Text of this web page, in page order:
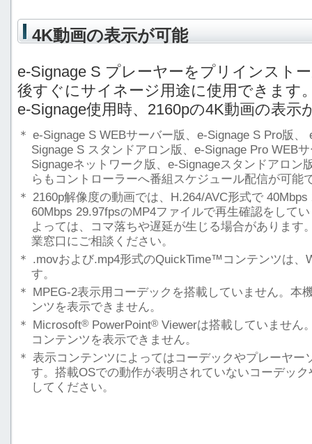
4K動画の表示が可能
e-Signage S プレーヤーをプリインスト
後すぐにサイネージ用途に使用できます
e-Signage使用時、2160pの4K動画の表示
＊ e-Signage S WEBサーバー版、e-Signage S Pro版
Signage S スタンドアロン版、e-Signage Pro WEB
Signageネットワーク版、e-Signageスタンドアロン
らもコントローラーへ番組スケジュール配信が可能
＊ 2160p解像度の動画では、H.264/AVC形式で
60Mbps 29.97fpsのMP4ファイルで再生確認をして
よっては、コマ落ちや遅延が生じる場合があります
業窓口にご相談ください。
＊ .movおよび.mp4形式のQuickTime™コンテンツは、
す。
＊
MPEG-2表示用コーデックを搭載していません。本
ンツを表示できません。
＊
Microsoft®PowerPoint®Viewerは搭載していません
コンテンツを表示できません。
＊ 表示コンテンツによってはコーデックやプレーヤー
す。搭載OSでの動作が表明されていないコーデッ
してください。